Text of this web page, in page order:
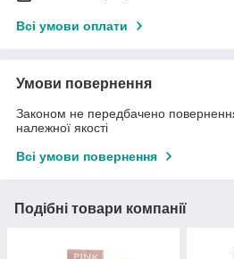
Всі умови оплати
Умови повернення
Законом не передбачено
належної якості
Всі умови повернення
Подібні товари компанії